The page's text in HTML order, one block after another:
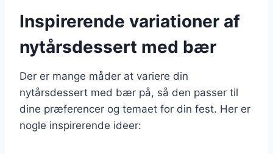
Inspirerende variationer af
nytårsdessert med bær
Der er mange måder at variere din
nytårsdessert med bær på, så den passer til
dine præferencer og temaet for din fest. Her er
nogle inspirerende ideer: